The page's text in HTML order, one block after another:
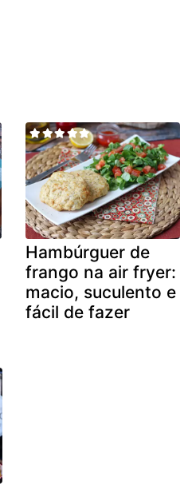
Hambúrguer de
frango na air fryer:
macio, suculento e
fácil de fazer